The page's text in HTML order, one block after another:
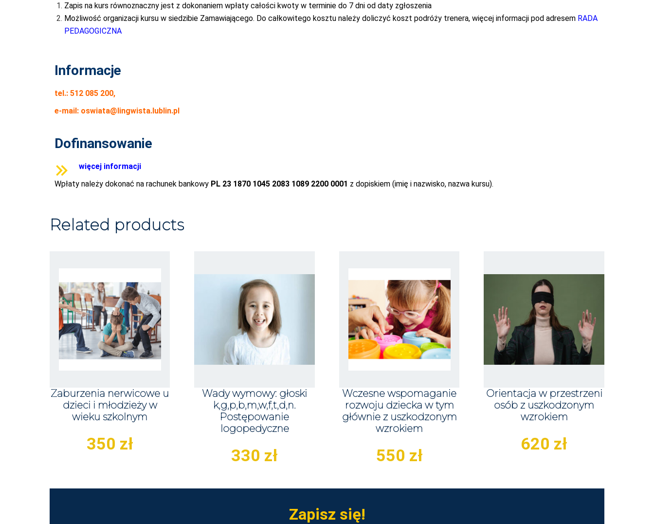
Zapis na kurs równoznaczny jest z dokonaniem wpłaty całości kwoty w terminie do 7 dni od daty zgłoszenia
Możliwość organizacji kursu w siedzibie Zamawiającego. Do całkowitego kosztu należy doliczyć koszt podróży trenera, więcej informacji pod adresem RADA
PEDAGOGICZNA
Informacje
tel.: 512 085 200,
e-mail: oswiata@lingwista.lublin.pl
Dofinansowanie
więcej informacji
Wpłaty należy dokonać na rachunek bankowy PL 23 1870 1045 2083 1089 2200 0001 z dopiskiem (imię i nazwisko, nazwa kursu).
Related products
Zaburzenia nerwicowe u
dzieci i młodzieży w
wieku szkolnym
350 zł
Wady wymowy: głoski
k,g,p,b,m,w,f,t,d,n.
Postępowanie
logopedyczne
330 zł
Wczesne wspomaganie
rozwoju dziecka w tym
głównie z uszkodzonym
wzrokiem
550 zł
Orientacja w przestrzeni
osób z uszkodzonym
wzrokiem
620 zł
Zapisz się!